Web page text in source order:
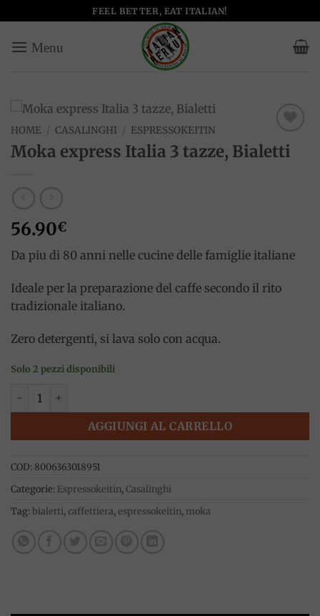
ai
contenuti
FEEL BETTER, EAT ITALIAN!
Add to
wishlist
HOME / CASALINGHI / ESPRESSOKEITIN
Moka express Italia 3 tazze, Bialetti
56.90€
Da piu di 80 anni nelle cucine delle famiglie italiane
Ideale per la preparazione del caffe secondo il rito
tradizionale italiano.
Zero detergenti, si lava solo con acqua.
Solo 2 pezzi disponibili
Moka express Italia 3 tazze, Bialetti quantità
AGGIUNGI AL CARRELLO
COD: 8006363018951
Categorie: Espressokeitin, Casalinghi
Tag: bialetti, caffettiera, espressokeitin, moka